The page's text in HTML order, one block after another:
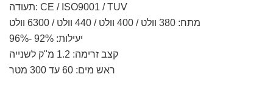
תעודה: CE / ISO9001 / TUV
מתח: 380 וולט / 400 וולט / 440 וולט / 6300 וולט
יעילות: 92% -96%
קצב זרימה: 1.2 מ"ק לשנייה
ראש מים: 60 עד 300 מטר